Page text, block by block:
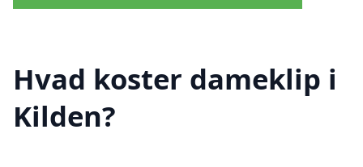
Hvad koster dameklip i
Kilden?